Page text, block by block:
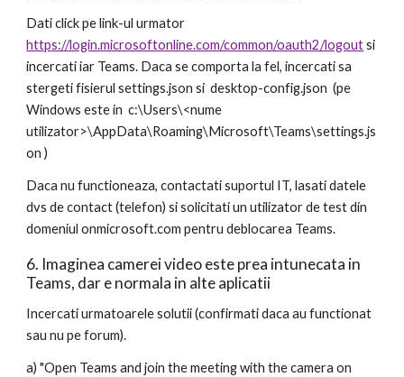
https://login.microsoftonline.com/common/oauth2/logout si
incercati iar Teams. Daca se comporta la fel, incercati sa
stergeti fisierul settings.json si desktop-config.json (pe
Windows este in  c:\Users\<nume
utilizator>\AppData\Roaming\Microsoft\Teams\settings.js
on )
Daca nu functioneaza, contactati suportul IT, lasati datele
dvs de contact (telefon) si solicitati un utilizator de test din
domeniul onmicrosoft.com pentru deblocarea Teams.
6. Imaginea camerei video este prea intunecata in
Teams, dar e normala in alte aplicatii
Incercati urmatoarele solutii (confirmati daca au functionat
sau nu pe forum).
a) "Open Teams and join the meeting with the camera on